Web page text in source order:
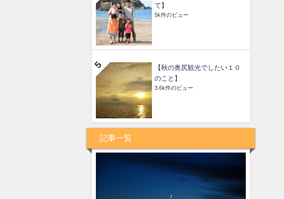
て】
5k件のビュー
【秋の奥尻観光でしたい１０
のこと】
3.6k件のビュー
記事一覧